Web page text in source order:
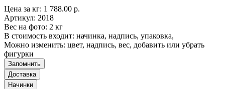
Цена за кг: 1 788.00 р.
Артикул: 2018
Вес на фото: 2 кг
В стоимость входит: начинка, надпись, упаковка,
Можно изменить: цвет, надпись, вес, добавить или убрать
фигурки
Запомнить
Доставка
Начинки